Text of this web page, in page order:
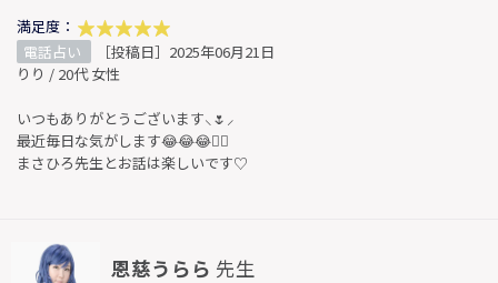
満足度：
電話占い
［投稿日］2025年06月21日
りり / 20代 女性
いつもありがとうございます⸜🌷︎⸝‍
最近毎日な気がします😂😂😂👌🏻
まさひろ先生とお話は楽しいです♡
恩慈うらら 先生